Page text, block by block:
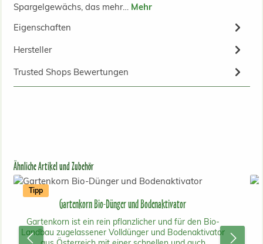
Spargelgewächs, das mehr… Mehr
Eigenschaften
Hersteller
Trusted Shops Bewertungen
Produktgalerie überspringen
Ähnliche Artikel und Zubehör
Tipp
Gartenkorn Bio-Dünger und Bodenaktivator
Gartenkorn ist ein rein pflanzlicher und für den Bio-
Landbau zugelassener Volldünger und Bodenaktivator